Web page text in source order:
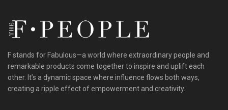
F stands for Fabulous—a world where extraordinary people and
remarkable products come together to inspire and uplift each
other. It’s a dynamic space where influence flows both ways,
creating a ripple effect of empowerment and creativity.